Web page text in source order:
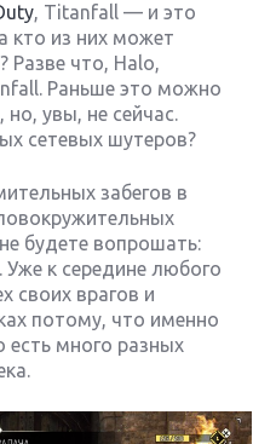
, Titanfall — и это
кто из них может
Разве что, Halo,
Раньше это можно
увы, не сейчас.
сетевых шутеров?
забегов в
будете вопрошать:
к середине любого
своих врагов и
потому, что именно
есть много разных